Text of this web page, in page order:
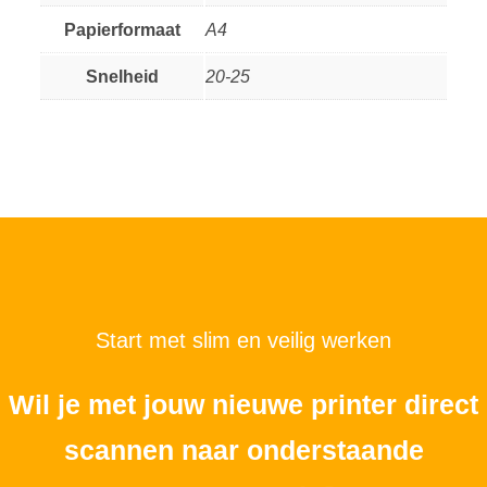
Papierformaat A4
Snelheid 20-25
Start met slim en veilig werken
Wil je met jouw nieuwe printer direct
scannen naar onderstaande